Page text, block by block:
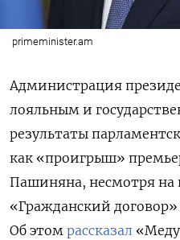
primeminister.am
Администрация
лояльным и
результаты
как «проигрыш»
Пашиняна, несмотря на
«Гражданский договор»
Об этом рассказал